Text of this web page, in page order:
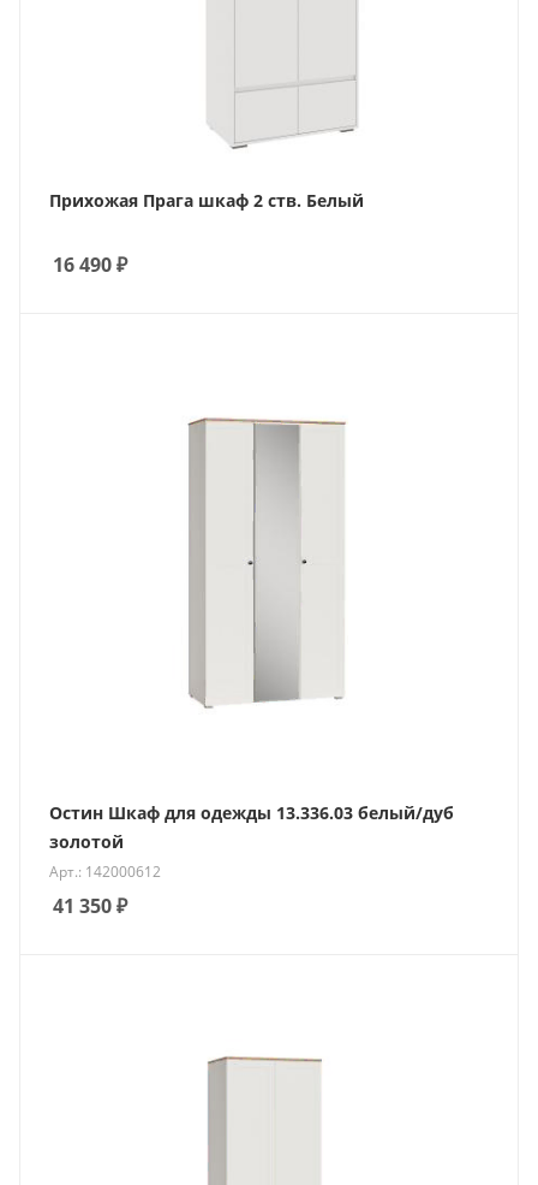
Прихожая Прага шкаф 2 ств. Белый
16 490₽
Остин Шкаф для одежды 13.336.03 белый/дуб
золотой
Арт.: 142000612
41 350₽